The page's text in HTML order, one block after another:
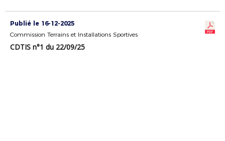
Publié le 16-12-2025
Commission Terrains et Installations Sportives
CDTIS n°1 du 22/09/25